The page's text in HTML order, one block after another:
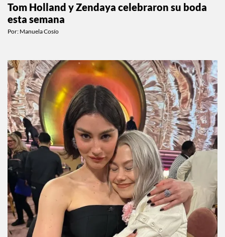
Tom Holland y Zendaya celebraron su boda
esta semana
Por: Manuela Cosío